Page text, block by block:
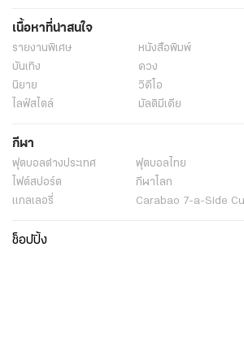
เนื้อหาที่น่าสนใจ
รายงานพิเศษ หนังสือพิมพ์
บันเทิง
ดวง
นิยาย
วิดีโอ
ไลฟ์สไตล์
มัลติมีเดีย
กีฬา
ฟุตบอลต่่างประเทศ ฟุตบอลไทย
ไฟต์สปอร์ต
กีฬาโลก
แกลเลอรี่
Carabao 7-a-Side
ช็อปปิ้ง